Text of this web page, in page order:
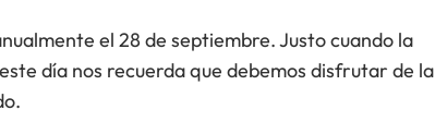
el 28 de septiembre. Justo cuando la
día nos recuerda que debemos disfrutar de la